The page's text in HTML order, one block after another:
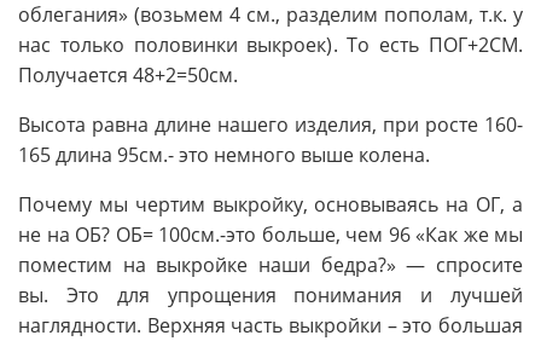
облегания» (возьмем 4 см., разделим пополам, т.к. у
нас только половинки выкроек). То есть ПОГ+2СМ.
Получается 48+2=50см.
Высота равна длине нашего изделия, при росте 160-
165 длина 95см.- это немного выше колена.
Почему мы чертим выкройку, основываясь на ОГ, а
не на ОБ? ОБ= 100см.-это больше, чем 96 «Как же мы
поместим на выкройке наши бедра?» — спросите
вы. Это для упрощения понимания и лучшей
наглядности. Верхняя часть выкройки – это большая